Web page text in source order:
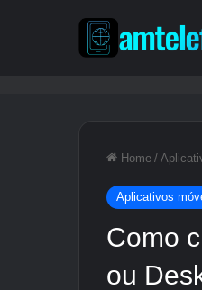
Home /
Aplicativos
Como
ou